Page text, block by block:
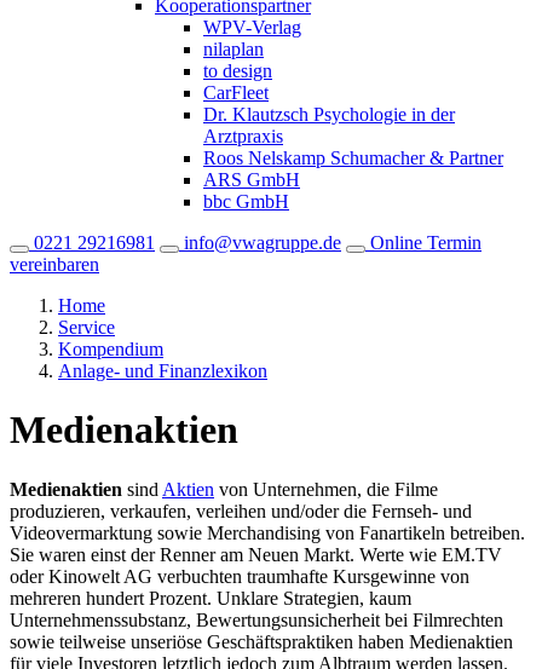
Kooperationspartner
WPV-Verlag
nilaplan
to design
CarFleet
Dr. Klautzsch Psychologie in der
Arztpraxis
Roos Nelskamp Schumacher & Partner
ARS GmbH
bbc GmbH
0221 29216981
info@vwagruppe.de
Online Termin
vereinbaren
Home
Service
Kompendium
Anlage- und Finanzlexikon
Medienaktien
Medienaktien sind Aktien von Unternehmen, die Filme
produzieren, verkaufen, verleihen und/oder die Fernseh- und
Videovermarktung sowie Merchandising von Fanartikeln betreiben.
Sie waren einst der Renner am Neuen Markt. Werte wie EM.TV
oder Kinowelt AG verbuchten traumhafte Kursgewinne von
mehreren hundert Prozent. Unklare Strategien, kaum
Unternehmenssubstanz, Bewertungsunsicherheit bei Filmrechten
sowie teilweise unseriöse Geschäftspraktiken haben Medienaktien
für viele Investoren letztlich jedoch zum Albtraum werden lassen.